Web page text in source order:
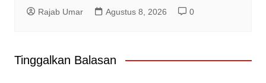
Rajab Umar Agustus 8, 2026 0
Tinggalkan Balasan